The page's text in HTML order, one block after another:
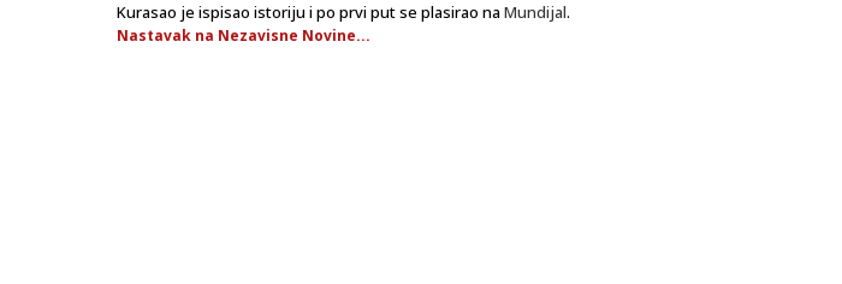
Kurasao je ispisao istoriju i po prvi put se plasirao na Mundijal.
Nastavak na Nezavisne Novine...